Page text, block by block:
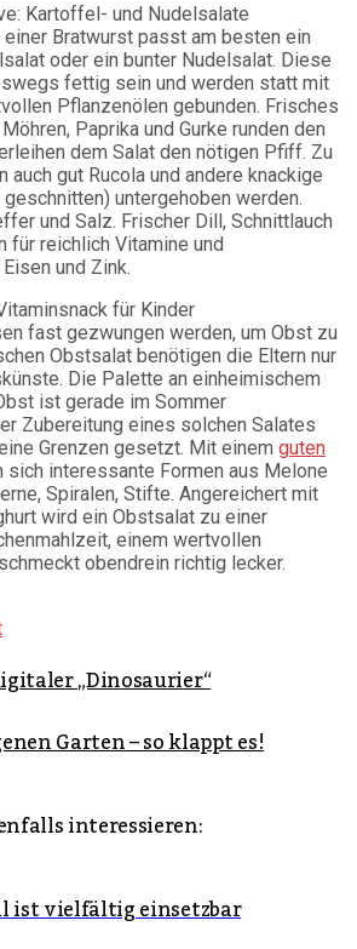
Kartoffel- und Nudelsalate
Bratwurst passt am besten ein
oder ein bunter Nudelsalat. Diese
fettig sein und werden statt mit
Pflanzenölen gebunden. Frisches
Paprika und Gurke runden den
dem Salat den nötigen Pfiff. Zu
gut Rucola und andere knackige
untergehoben werden.
und Salz. Frischer Dill, Schnittlauch
für reichlich Vitamine und
und Zink.
für Kinder
fast gezwungen werden, um Obst zu
Obstsalat benötigen die Eltern nur
Die Palette an einheimischem
ist gerade im Sommer
Zubereitung eines solchen Salates
Grenzen gesetzt. Mit einem guten
sich interessante Formen aus Melone
Spiralen, Stifte. Angereichert mit
wird ein Obstsalat zu einer
einem wertvollen
obendrein richtig lecker.
„Dinosaurier“
Garten – so klappt es!
interessieren:
ist vielfältig einsetzbar